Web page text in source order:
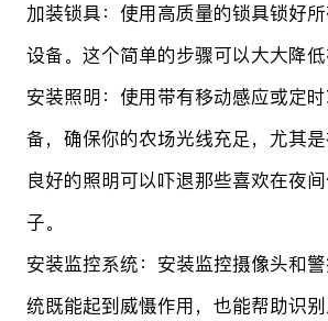
加装锁具：使用高质量的锁具锁好
设备。这个简单的步骤可以大大降低
安装照明：使用带有移动感应或定
备，确保你的农场光线充足，尤其是
良好的照明可以吓退那些喜欢在夜
子。
安装监控系统：安装监控摄像头和
统既能起到威慑作用，也能帮助识